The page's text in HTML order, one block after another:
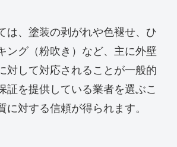
は、塗装の剥がれや色褪せ、ひ
ング（粉吹き）など、主に外壁
対して対応されることが一般的
証を提供している業者を選ぶこ
に対する信頼が得られます。